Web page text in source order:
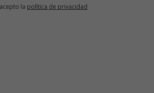
la política de privacidad